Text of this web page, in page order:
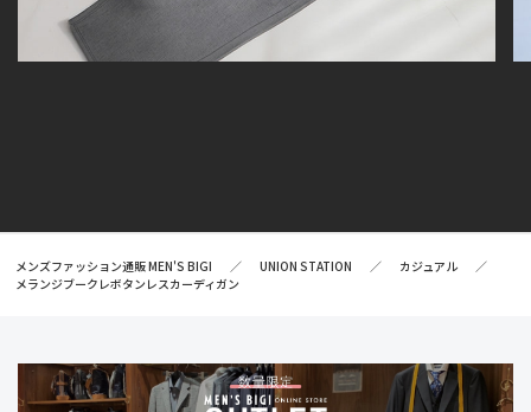
メンズファッション通販 MEN'S BIGI UNION STATION
カジュアル
メランジブークレボタンレスカーディガン